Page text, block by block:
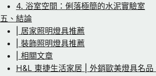
4. 浴室空間：俐落極簡的水泥實驗室
五、結論
| 居家照明燈具推薦
| 裝飾照明燈具推薦
| 相關文章
H&L 東捷生活家居 | 外銷歐美燈具名